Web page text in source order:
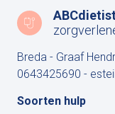
Breda - Graaf
0643425690 -
Soorten hulp